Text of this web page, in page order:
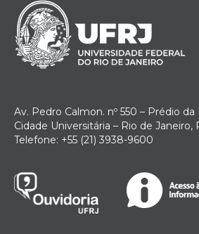
Av. Pedro Calmon. nº 550 – Prédio da
Cidade Universitária – Rio de Janeiro,
Telefone: +55 (21) 3938-9600